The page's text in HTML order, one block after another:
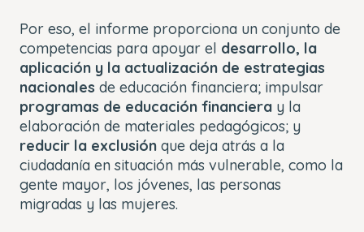
Por eso, el informe proporciona un conjunto de
competencias para apoyar el desarrollo, la
aplicación y la actualización de estrategias
nacionales de educación financiera; impulsar
programas de educación financiera y la
elaboración de materiales pedagógicos; y
reducir la exclusión que deja atrás a la
ciudadanía en situación más vulnerable, como la
gente mayor, los jóvenes, las personas
migradas y las mujeres.